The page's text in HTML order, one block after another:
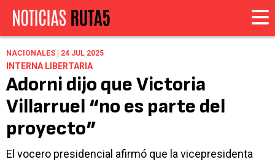
NACIONALES | 24 JUL 2025
INTERNA LIBERTARIA
Adorni dijo que Victoria
Villarruel “no es parte del
proyecto”
El vocero presidencial afirmó que la vicepresidenta